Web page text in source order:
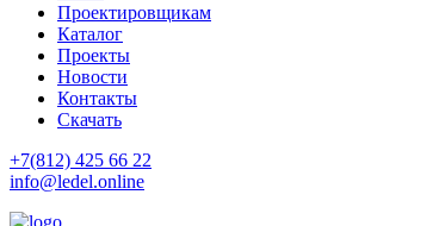
Проектировщикам
Каталог
Проекты
Новости
Контакты
Скачать
+7(812) 425 66 22
info@ledel.online